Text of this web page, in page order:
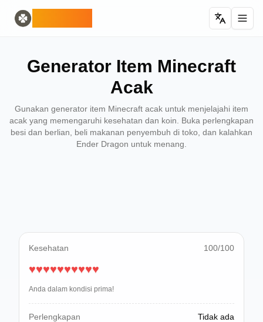
Random Generators
pembuat negara acak
Number Tools
generator nomor acak 4 digit
Password Tools
generator kata sandi 12 karakter
generator alamat IP acak
Español
Italiano
Pусский
한국어
中文 (简体)
Bahasa Indonesia
Svenska
ภาษาไทย
Generator Item Minecraft
Acak
Gunakan generator item Minecraft acak untuk menjelajahi item
acak yang memengaruhi kesehatan dan koin. Buka perlengkapan
besi dan berlian, beli makanan penyembuh di toko, dan kalahkan
Ender Dragon untuk menang.
Kesehatan 100/100
♥♥♥♥♥♥♥♥♥♥
Anda dalam kondisi prima!
Perlengkapan Tidak ada